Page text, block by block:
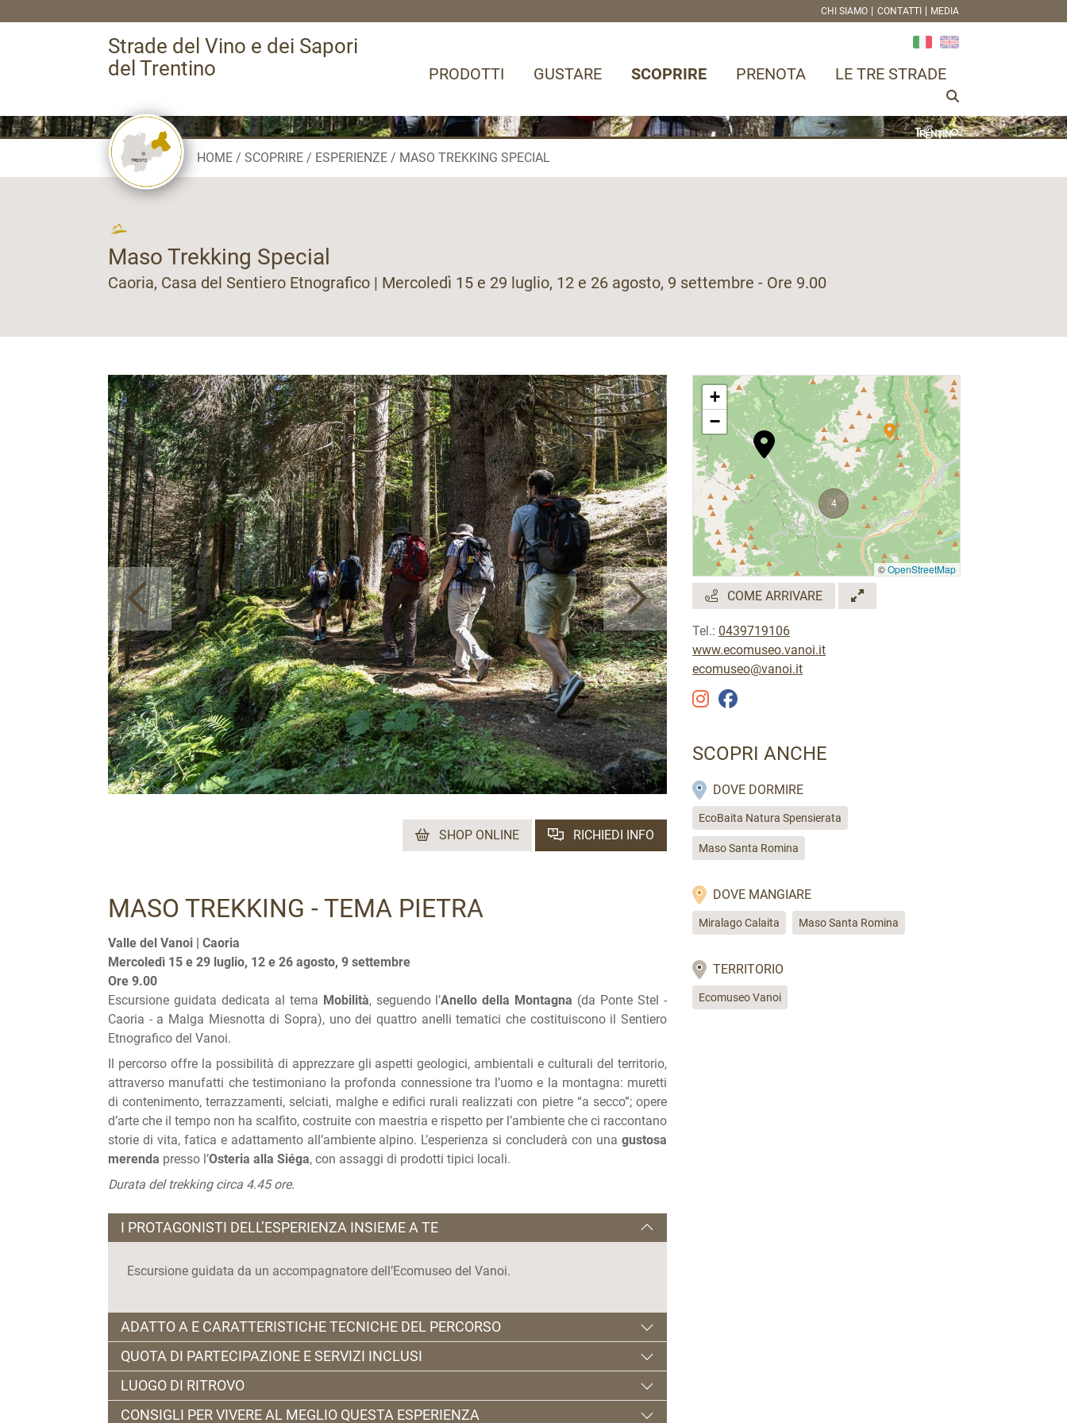
CHI SIAMO CONTATTI MEDIA
Strade del Vino e dei Sapori
del Trentino
PRODOTTI GUSTARE SCOPRIRE PRENOTA LE TRE STRADE
HOME SCOPRIRE ESPERIENZE MASO TREKKING SPECIAL
Maso Trekking Special
Caoria, Casa del Sentiero Etnografico | Mercoledì 15 e 29 luglio, 12 e 26 agosto, 9 settembre - Ore 9.00
SHOP ONLINE RICHIEDI INFO
MASO TREKKING - TEMA PIETRA
Valle del Vanoi | Caoria
Mercoledì 15 e 29 luglio, 12 e 26 agosto, 9 settembre
Ore 9.00
Escursione guidata dedicata al tema Mobilità, seguendo l’Anello della Montagna (da Ponte Stel -
Caoria - a Malga Miesnotta di Sopra), uno dei quattro anelli tematici che costituiscono il Sentiero
Etnografico del Vanoi.
Il percorso offre la possibilità di apprezzare gli aspetti geologici, ambientali e culturali del territorio,
attraverso manufatti che testimoniano la profonda connessione tra l’uomo e la montagna: muretti
di contenimento, terrazzamenti, selciati, malghe e edifici rurali realizzati con pietre “a secco”; opere
d’arte che il tempo non ha scalfito, costruite con maestria e rispetto per l’ambiente che ci raccontano
storie di vita, fatica e adattamento all’ambiente alpino. L’esperienza si concluderà con una gustosa
merenda presso l’Osteria alla Siéga, con assaggi di prodotti tipici locali.
Durata del trekking circa 4.45 ore.
I PROTAGONISTI DELL’ESPERIENZA INSIEME A TE
Escursione guidata da un accompagnatore dell’Ecomuseo del Vanoi.
ADATTO A E CARATTERISTICHE TECNICHE DEL PERCORSO
Per chi è alla ricerca di luoghi poco affollati anche in pieno agosto, ma allo stesso tempo
unici in cui trascorrere una giornata all’insegna della montagna più semplice e autentica, ma
ricca di storie ed esperienze uniche. Attività consigliata perbambini a partire dai 10 anni
QUOTA DI PARTECIPAZIONE E SERVIZI INCLUSI
€ 15 adulti (dai 13 anni)
€ 10 bambini 10-12 anni
LUOGO DI RITROVO
CONSIGLI PER VIVERE AL MEGLIO QUESTA ESPERIENZA
4
+
−
©OpenStreetMap
COME ARRIVARE
Tel.: 0439719106
www.ecomuseo.vanoi.it
ecomuseo@vanoi.it
SCOPRI ANCHE
DOVE DORMIRE
EcoBaita Natura Spensierata
Maso Santa Romina
DOVE MANGIARE
Miralago Calaita Maso Santa Romina
TERRITORIO
Ecomuseo Vanoi